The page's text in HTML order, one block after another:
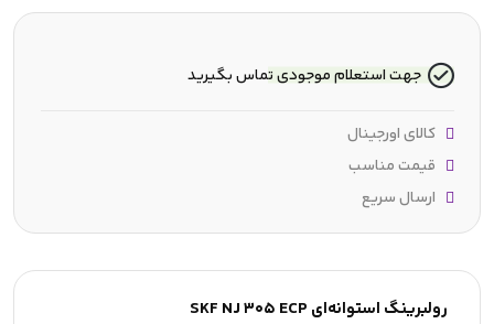
رولبرینگ استوانه‌ای SKF NJ 305 ECP
جهت استعلام موجودی تماس بگیرید
کالای اورجینال
قیمت مناسب
ارسال سریع